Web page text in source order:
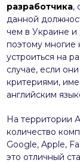
разработчика,
данной
чем в Украине
поэтому многие
устроиться на
случае, если
критериями,
английским
На территории
количество
Google, Apple,
это отличный